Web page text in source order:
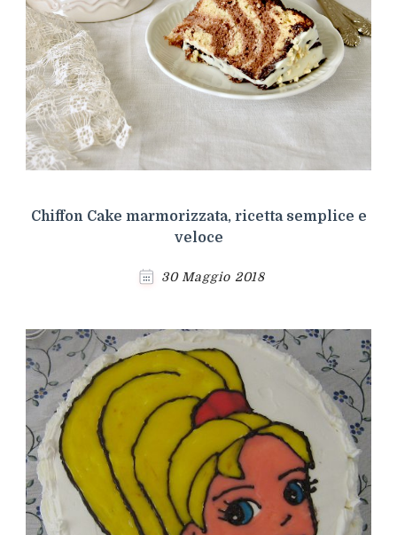
Chiffon Cake marmorizzata, ricetta semplice e
veloce
30 Maggio 2018